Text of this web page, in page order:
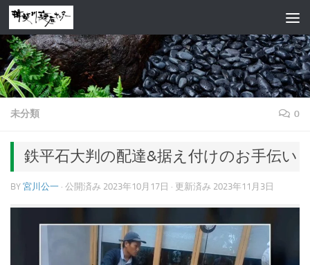
コンテンツへスキップ
未分類 0
鉄平石大判の配達&据え付けのお手伝い
BY 宮川公一 · 公開済み 2023年10月17日 · 更新済み 2023年11月3日